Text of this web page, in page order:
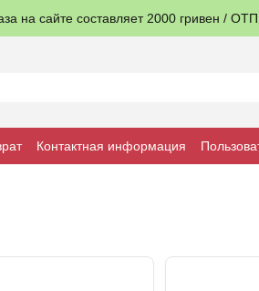
на сайте составляет 2000 гривен
Контактная информация